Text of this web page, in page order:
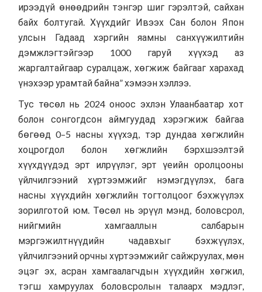
ирээдүй өнөөдрийн тэнгэр шиг гэрэлтэй, сайхан
байх болтугай. Хүүхдийг Ивээх Сан болон Япон
улсын Гадаад хэргийн яамны санхүүжилтийн
дэмжлэгтэйгээр 1000 гаруй хүүхэд аз
жаргалтайгаар суралцаж, хөгжиж байгааг харахад
үнэхээр урамтай байна” хэмээн хэллээ.
Тус төсөл нь 2024 оноос эхлэн Улаанбаатар хот
болон сонгогдсон аймгуудад хэрэгжиж байгаа
бөгөөд 0–5 насны хүүхэд, тэр дундаа хөгжлийн
хоцрогдол болон хөгжлийн бэрхшээлтэй
хүүхдүүдэд эрт илрүүлэг, эрт үеийн оролцооны
үйлчилгээний хүртээмжийг нэмэгдүүлэх, бага
насны хүүхдийн хөгжлийн тогтолцоог бэхжүүлэх
зорилготой юм. Төсөл нь эрүүл мэнд, боловсрол,
нийгмийн хамгааллын салбарын
мэргэжилтнүүдийн чадавхыг бэхжүүлэх,
үйлчилгээний орчны хүртээмжийг сайжруулах, мөн
эцэг эх, асран хамгаалагчдын хүүхдийн хөгжил,
тэгш хамруулах боловсролын талаарх мэдлэг,